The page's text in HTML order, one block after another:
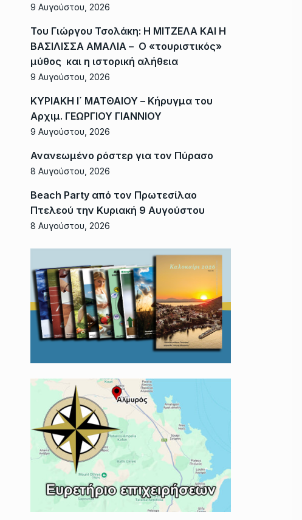
9 Αυγούστου, 2026
Του Γιώργου Τσολάκη: Η ΜΙΤΖΕΛΑ ΚΑΙ Η
ΒΑΣΙΛΙΣΣΑ ΑΜΑΛΙΑ – Ο «τουριστικός»
μύθος και η ιστορική αλήθεια
9 Αυγούστου, 2026
ΚΥΡΙΑΚΗ Ι΄ ΜΑΤΘΑΙΟΥ – Κήρυγμα του
Αρχιμ. ΓΕΩΡΓΙΟΥ ΓΙΑΝΝΙΟΥ
9 Αυγούστου, 2026
Ανανεωμένο ρόστερ για τον Πύρασο
8 Αυγούστου, 2026
Beach Party από τον Πρωτεσίλαο
Πτελεού την Κυριακή 9 Αυγούστου
8 Αυγούστου, 2026